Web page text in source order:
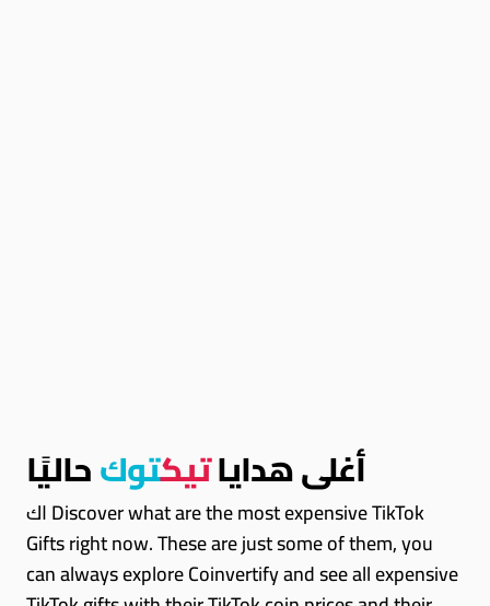
أغلى هداياتيكتوكحاليًا
اك Discover what are the most expensive TikTok
Gifts right now. These are just some of them, you
can always explore Coinvertify and see all expensive